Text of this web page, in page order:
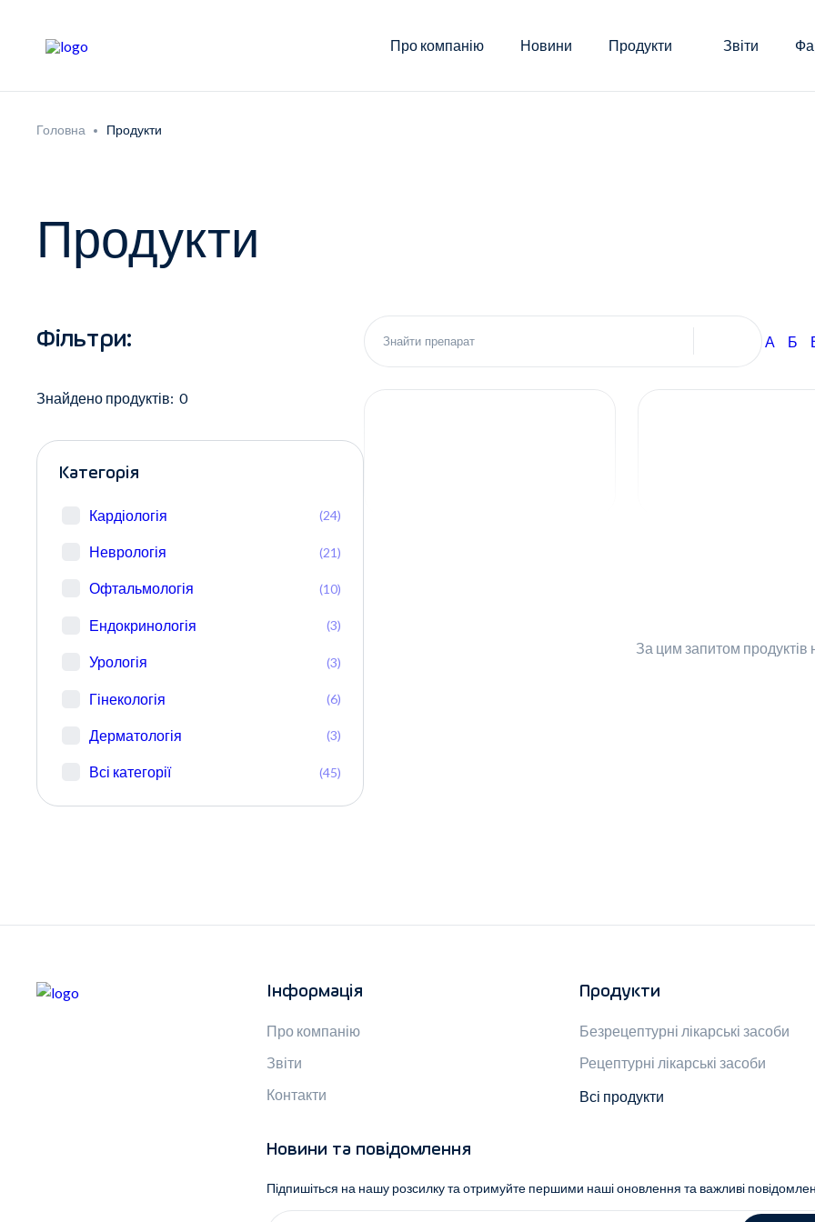
Про компанію Новини Продукти Звіти
Головна Продукти
Продукти
Фільтри:
Знайдено продуктів: 0
Категорія
Кардіологія (24)
Неврологія (21)
Офтальмологія (10)
Ендокринологія (3)
Урологія (3)
Гінекологія (6)
Дерматологія (3)
Всі категорії (45)
А Б
За цим запитом
Інформація
Про компанію
Звіти
Контакти
Продукти
Безрецептурні лікарські засоби
Рецептурні лікарські засоби
Всі продукти
Новини та повідомлення
Підпишіться на нашу розсилку та отримуйте першими наші оновлення та важливі